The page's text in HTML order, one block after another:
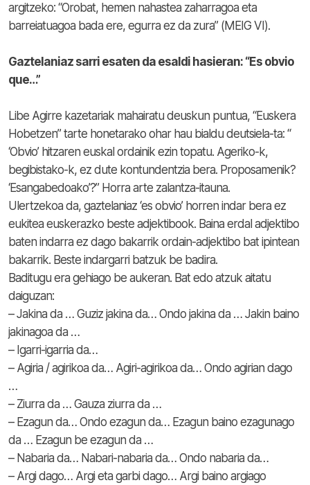
argitzeko: “Orobat, hemen nahastea zaharragoa eta
barreiatuagoa bada ere, egurra ez da zura” (MEIG VI).
Gaztelaniaz sarri esaten da esaldi hasieran: “Es obvio
que…”
Libe Agirre kazetariak mahairatu deuskun puntua, “Euskera
Hobetzen” tarte honetarako ohar hau bialdu deutsiela-ta: “
‘Obvio’ hitzaren euskal ordainik ezin topatu. Ageriko-k,
begibistako-k, ez dute kontundentzia bera. Proposamenik?
‘Esangabedoako’?” Horra arte zalantza-itauna.
Ulertzekoa da, gaztelaniaz ‘es obvio’ horren indar bera ez
eukitea euskerazko beste adjektibook. Baina erdal adjektibo
baten indarra ez dago bakarrik ordain-adjektibo bat ipintean
bakarrik. Beste indargarri batzuk be badira.
Baditugu era gehiago be aukeran. Bat edo atzuk aitatu
daiguzan:
– Jakina da … Guziz jakina da… Ondo jakina da … Jakin baino
jakinagoa da …
– Igarri-igarria da…
– Agiria / agirikoa da… Agiri-agirikoa da… Ondo agirian dago
…
– Ziurra da … Gauza ziurra da …
– Ezagun da… Ondo ezagun da… Ezagun baino ezagunago
da … Ezagun be ezagun da …
– Nabaria da… Nabari-nabaria da… Ondo nabaria da…
– Argi dago… Argi eta garbi dago… Argi baino argiago